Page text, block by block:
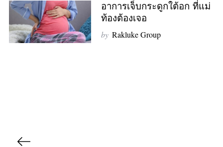
อาการเจ็บกระดูกใต้อก ที่แม่
ท้องต้องเจอ
by Rakluke Group